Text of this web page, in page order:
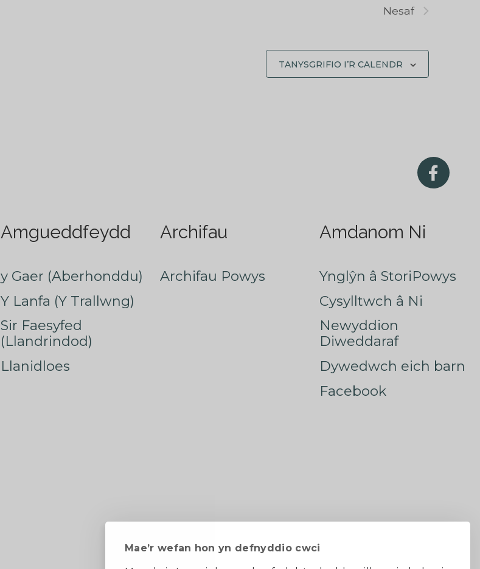
Mae’r wefan hon yn defnyddio cwci
Nesaf
TANYSGRIFIO I’R CALENDR
Amgueddfeydd
y Gaer (Aberhonddu)
Y Lanfa (Y Trallwng)
Sir Faesyfed
(Llandrindod)
Llanidloes
Archifau
Archifau Powys
Amdanom Ni
Ynglŷn â StoriPowys
Cysylltwch â Ni
Newyddion
Diweddaraf
Dywedwch eich barn
Facebook